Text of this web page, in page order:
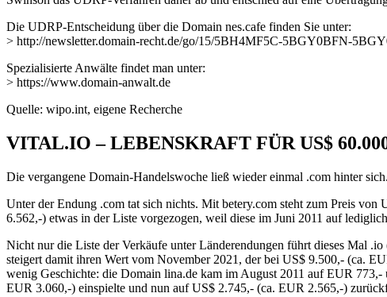
Die UDRP-Entscheidung über die Domain nes.cafe finden Sie unter:
> http://newsletter.domain-recht.de/go/15/5BH4MF5C-5BGY0BFN-
Spezialisierte Anwälte findet man unter:
> https://www.domain-anwalt.de
Quelle: wipo.int, eigene Recherche
VITAL.IO – LEBENSKRAFT FÜR US$
Die vergangene Domain-Handelswoche ließ wieder einmal .com hinter
Unter der Endung .com tat sich nichts. Mit betery.com steht zum Preis
6.562,-) etwas in der Liste vorgezogen, weil diese im Juni 2011 auf
Nicht nur die Liste der Verkäufe unter Länderendungen führt dieses Mal
steigert damit ihren Wert vom November 2021, der bei US$ 9.500,- (ca.
wenig Geschichte: die Domain lina.de kam im August 2011 auf EUR
EUR 3.060,-) einspielte und nun auf US$ 2.745,- (ca. EUR 2.565,-)